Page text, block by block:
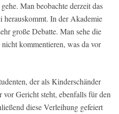
Man beobachte derzeit das
herauskommt. In der Akademie
große Debatte. Man sehe die
kommentieren, was da vor
der als Kinderschänder
vor Gericht steht, ebenfalls für den
diese Verleihung gefeiert